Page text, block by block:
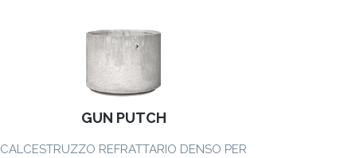
GUN PUTCH
CALCESTRUZZO REFRATTARIO DENSO PER